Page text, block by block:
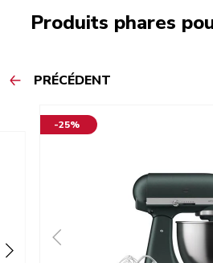
Produits phares
PRÉCÉDENT
-25%